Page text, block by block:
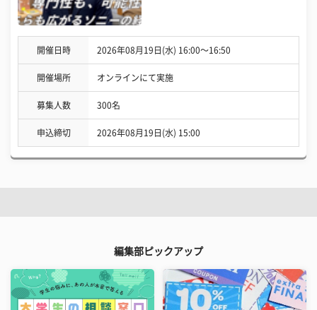
開催日時 2026年08月19日(水) 16:00〜16:50
開催場所 オンラインにて実施
募集人数 300名
申込締切 2026年08月19日(水) 15:00
編集部ピックアップ